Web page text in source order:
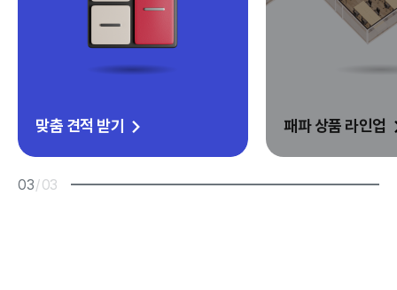
패파 상품 라인업 가
01 /03